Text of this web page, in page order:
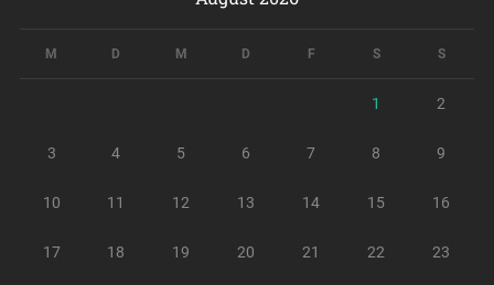
M D M D F S S
1 2
3 4 5 6 7 8 9
10 11 12 13 14 15 16
17 18 19 20 21 22 23